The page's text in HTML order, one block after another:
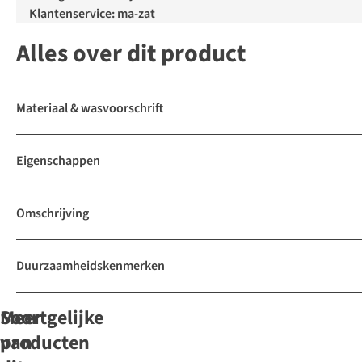
Klantenservice: ma-zat
Alles over dit product
Materiaal & wasvoorschrift
Eigenschappen
Omschrijving
Duurzaamheidskenmerken
Soortgelijke
producten
-40%
Meer
van